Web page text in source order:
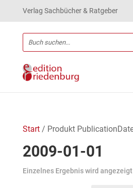
Verlag Sachbücher & Ratgeber
Start/ Produkt
2009-01-01
Einzelnes Ergebnis wird angezeigt